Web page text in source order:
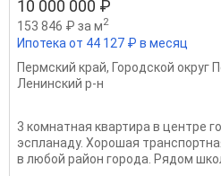
10 000 000 ₽
153 846 ₽ за м2
Ипотека от 44 127 ₽ в месяц
Пермский край, Городской округ
Ленинский р-н
3 комнатная квартира в центре
эспланаду. Хорошая
в любой район города. Рядом